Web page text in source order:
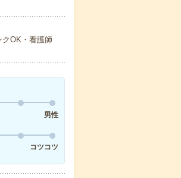
OK・看護師
男性
コツコツ